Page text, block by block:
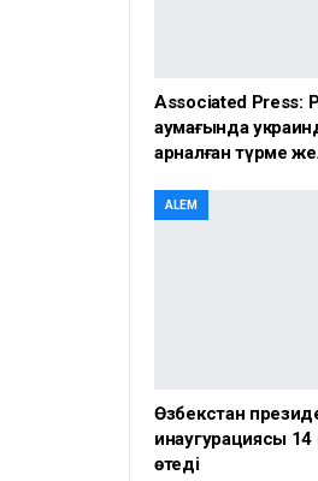
Associated Press:
аумағында
арналған түрме
ALEM
Өзбекстан
инаугурациясы
өтеді